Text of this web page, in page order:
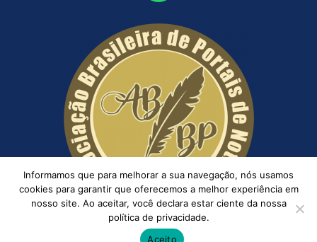
Informamos que para melhorar a sua navegação, nós usamos
cookies para garantir que oferecemos a melhor experiência em
nosso site. Ao aceitar, você declara estar ciente da nossa
política de privacidade.
Aceito